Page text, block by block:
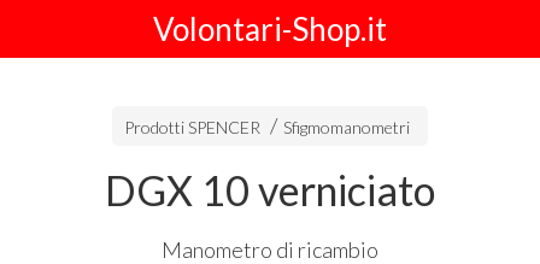
Volontari-Shop.it
Prodotti SPENCER Sfigmomanometri
DGX 10 verniciato
Manometro di ricambio